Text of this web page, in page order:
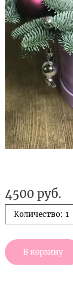
4500 руб.
Количество:
В корзину